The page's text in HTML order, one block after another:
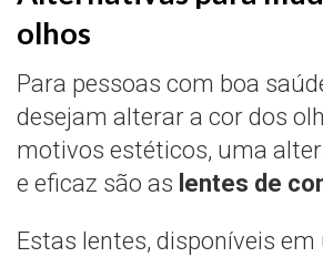
olhos
Para pessoas com boa
desejam alterar a cor dos
motivos estéticos, uma
e eficaz são as lentes de
Estas lentes, disponíveis